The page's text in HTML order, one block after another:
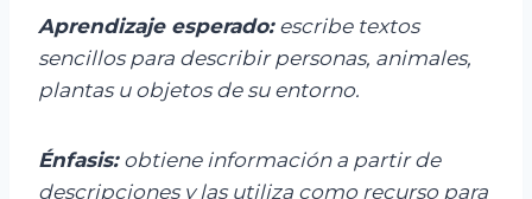
Aprendizaje esperado: escribe textos
sencillos para describir personas, animales,
plantas u objetos de su entorno.
Énfasis: obtiene información a partir de
descripciones y las utiliza comorecurso para